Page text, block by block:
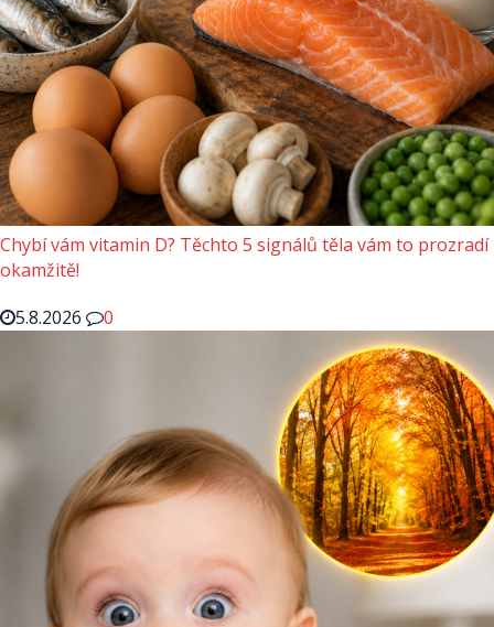
Chybí vám vitamin D? Těchto 5 signálů těla vám to prozradí
okamžitě!
5.8.2026
0